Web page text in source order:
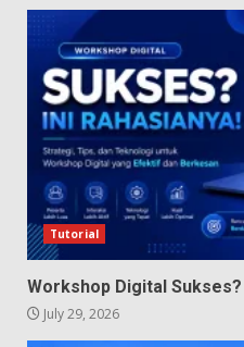
Tutorial
Workshop Digital Sukses?
July 29, 2026